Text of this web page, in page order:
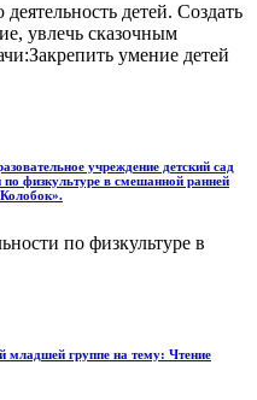
детей. Создать
увлечь сказочным
умение детей
учреждение детский сад
по физкультуре в смешанной ранней
по физкультуре в
младшей группе на тему: Чтение